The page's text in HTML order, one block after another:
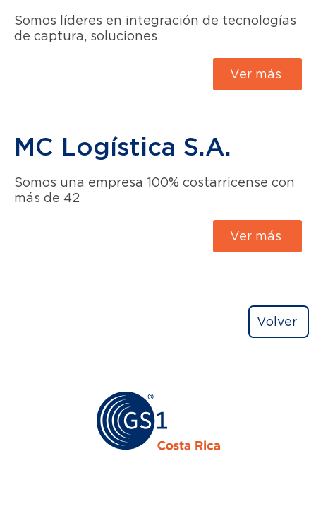
Somos líderes en integración de tecnologías
de captura, soluciones
Ver más
MC Logística S.A.
Somos una empresa 100% costarricense con
más de 42
Ver más
Volver